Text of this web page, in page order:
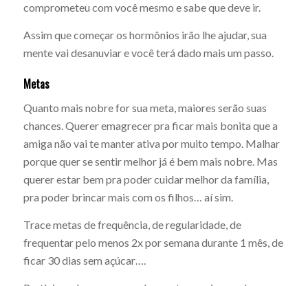
comprometeu com você mesmo e sabe que deve ir.
Assim que começar os hormônios irão lhe ajudar, sua
mente vai desanuviar e você terá dado mais um passo.
Metas
Quanto mais nobre for sua meta, maiores serão suas
chances. Querer emagrecer pra ficar mais bonita que a
amiga não vai te manter ativa por muito tempo. Malhar
porque quer se sentir melhor já é bem mais nobre. Mas
querer estar bem pra poder cuidar melhor da família,
pra poder brincar mais com os filhos… aí sim.
Trace metas de frequência, de regularidade, de
frequentar pelo menos 2x por semana durante 1 mês, de
ficar 30 dias sem açúcar….